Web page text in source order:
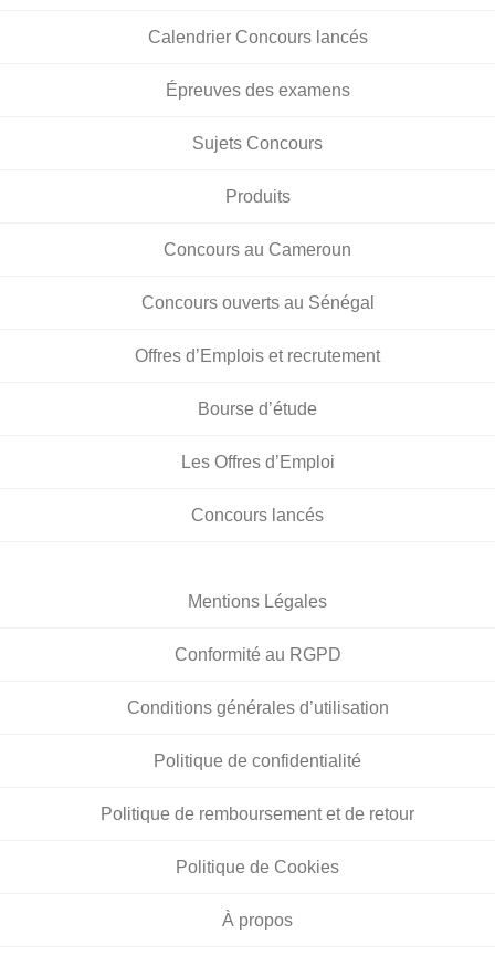
Calendrier Concours lancés
Épreuves des examens
Sujets Concours
Produits
Concours au Cameroun
Concours ouverts au Sénégal
Offres d’Emplois et recrutement
Bourse d’étude
Les Offres d’Emploi
Concours lancés
Mentions Légales
Conformité au RGPD
Conditions générales d’utilisation
Politique de confidentialité
Politique de remboursement et de retour
Politique de Cookies
À propos